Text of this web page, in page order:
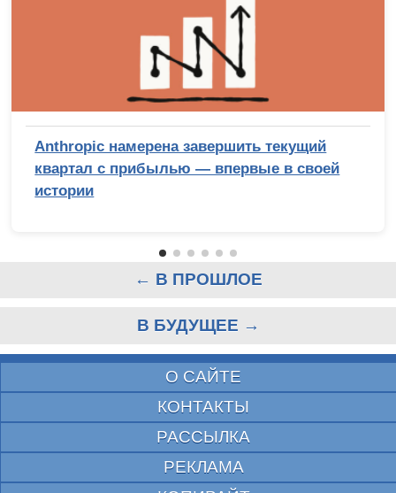
Anthropic намерена завершить текущий
квартал с прибылью — впервые в своей
истории
← В ПРОШЛОЕ
В БУДУЩЕЕ →
О САЙТЕ
КОНТАКТЫ
РАССЫЛКА
РЕКЛАМА